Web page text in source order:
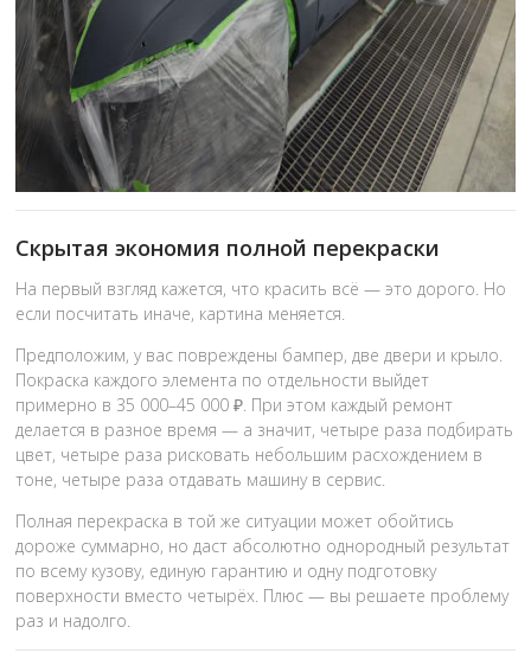
Скрытая экономия полной перекраски
На первый взгляд кажется, что красить всё — это дорого. Но
если посчитать иначе, картина меняется.
Предположим, у вас повреждены бампер, две двери и крыло.
Покраска каждого элемента по отдельности выйдет
примерно в 35 000–45 000 ₽. При этом каждый ремонт
делается в разное время — а значит, четыре раза подбирать
цвет, четыре раза рисковать небольшим расхождением в
тоне, четыре раза отдавать машину в сервис.
Полная перекраска в той же ситуации может обойтись
дороже суммарно, но даст абсолютно однородный результат
по всему кузову, единую гарантию и одну подготовку
поверхности вместо четырёх. Плюс — вы решаете проблему
раз и надолго.